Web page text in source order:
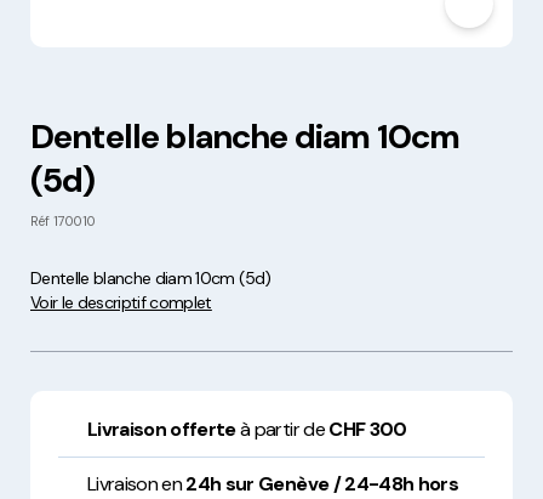
Dentelle blanche diam 10cm
(5d)
Réf 170010
Dentelle blanche diam 10cm (5d)
Voir le descriptif complet
Livraison offerteà partir deCHF 300
Livraison en24h sur Genève / 24-48h hors